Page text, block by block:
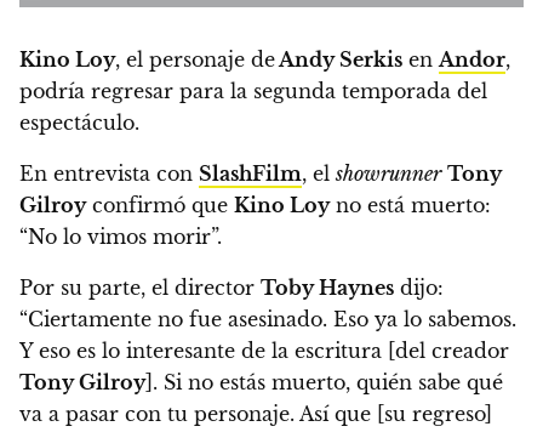
Kino Loy, el personaje deAndy Serkis enAndor,
podría regresar para la segunda temporada del
espectáculo.
En entrevista con SlashFilm, elshowrunner Tony
Gilroyconfirmó que Kino Loyno está muerto:
“No lo vimos morir”.
Por su parte, el director Toby Haynes dijo:
“Ciertamente no fue asesinado. Eso ya lo sabemos.
Y eso es lo interesante de la escritura [del creador
Tony Gilroy]. Si no estás muerto, quién sabe qué
va a pasar con tu personaje. Así que [su regreso]